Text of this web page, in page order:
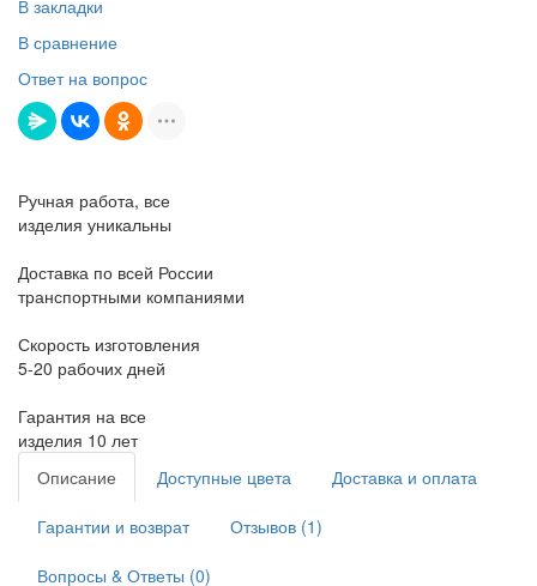
В закладки
В сравнение
Ответ на вопрос
Ручная работа, все
изделия уникальны
Доставка по всей России
транспортными компаниями
Скорость изготовления
5-20 рабочих дней
Гарантия на все
изделия 10 лет
Описание
Доступные цвета Доставка и оплата
Гарантии и возврат Отзывов (1)
Вопросы & Ответы (0)